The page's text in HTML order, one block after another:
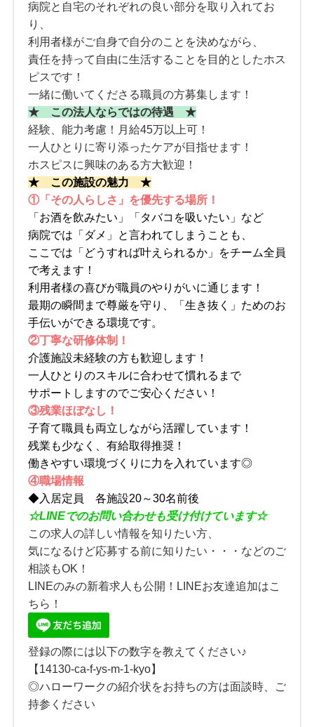
病院と自宅のそれぞれの良い部分を取り入れてお
り、
利用者様がご自身で自分のことを決めながら、
責任を持って自由に生活することを目的としたホス
ピスです！
一緒に働いてくださる職員の方募集します！
★ この法人ならではの待遇 ★
経験、能力考慮！月給45万以上可！
一人ひとりに寄り添ったケアが目指せます！
ホスピスに興味のある方大歓迎！
★ この施設の魅力 ★
①「その人らしさ」を優先する場所！
「お酒を飲みたい」「タバコを吸いたい」など
病院では「ダメ」と言われてしまうことも、
ここでは「どうすれば叶えられるか」をチーム全員
で考えます！
利用者様の喜びが職員のやりがいに通じます！
最期の瞬間まで尊厳を守り、「生き抜く」ためのお
手伝いができる環境です。
②丁寧な研修体制！
介護施設未経験の方も歓迎します！
一人ひとりのスキルに合わせて慣れるまで
サポートしますのでご安心ください！
③残業ほぼなし！
子育て職員も両立しながら活躍しています！
残業も少なく、有給取得推奨！
働きやすい環境づくりに力を入れています◎
④職場情報
◆入居定員 各施設20～30名前後
☆LINEでのお問い合わせも受け付けています☆
この求人の詳しい情報を知りたい方、
気になるけど応募する前に知りたい・・・などのご
相談もOK！
LINEのみの新着求人も公開！LINEお友達追加はこ
ちら！
登録の際には以下の数字を教えてください♪
【14130-ca-f-ys-m-1-kyo】
◎ハローワークの紹介状をお持ちの方は面談時、ご
持参ください